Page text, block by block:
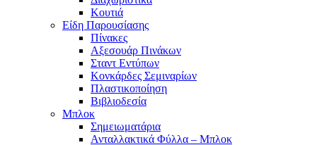
Κουτιά
Είδη Παρουσίασης
Πίνακες
Αξεσουάρ Πινάκων
Σταντ Εντύπων
Κονκάρδες Σεμιναρίων
Πλαστικοποίηση
Βιβλιοδεσία
Μπλοκ
Σημειωματάρια
Ανταλλακτικά Φύλλα – Μπλοκ